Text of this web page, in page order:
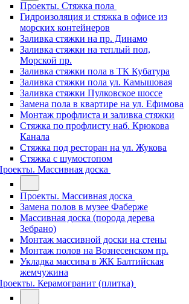
Проекты. Стяжка пола
Гидроизоляция и стяжка в офисе из
морских контейнеров
Заливка стяжки на пр. Динамо
Заливка стяжки на теплый пол,
Морской пр.
Заливка стяжки пола в ТК Кубатура
Заливка стяжки пола ул. Камышовая
Заливка стяжки Пулковское шоссе
Замена пола в квартире на ул. Ефимова
Монтаж профлиста и заливка стяжки
Стяжка по профлисту наб. Крюкова
Канала
Стяжка под ресторан на ул. Жукова
Стяжка с шумостопом
Массивная доска
Проекты. Массивная доска
Замена полов в музее Фаберже
Массивная доска (порода дерева
Зебрано)
Монтаж массивной доски на стены
Монтаж полов на Вознесенском пр.
Укладка массива в ЖК Балтийская
жемчужина
Керамогранит (плитка)